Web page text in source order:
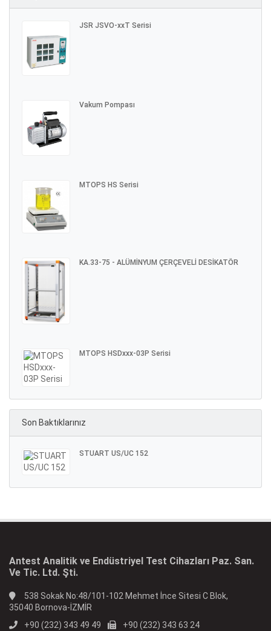
JSR JSVO-xxT Serisi
Vakum Pompası
MTOPS HS Serisi
KA.33-75 - ALÜMİNYUM ÇERÇEVELİ DESİKATÖR
MTOPS HSDxxx-03P Serisi
Son Baktıklarınız
STUART US/UC 152
Antest Analitik ve Endüstriyel Test Cihazları Paz. San.
Ve Tic. Ltd. Şti.
538 Sokak No:48/101-102 Mehmet İnce Sitesi C Blok,
35040 Bornova-İZMİR
+90 (232) 343 49 49
+90 (232) 343 63 24